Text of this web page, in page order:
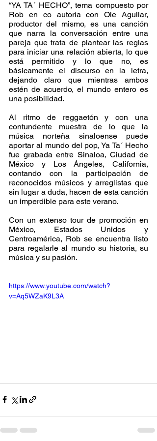
“YA TA´ HECHO”, tema compuesto por
Rob en co autoría con Ole Aguilar,
productor del mismo, es una canción
que narra la conversación entre una
pareja que trata de plantear las reglas
para iniciar una relación abierta, lo que
está permitido y lo que no, es
básicamente el discurso en la letra,
dejando claro que mientras ambos
estén de acuerdo, el mundo entero es
una posibilidad.
Al ritmo de reggaetón y con una
contundente muestra de lo que la
música norteña sinaloense puede
aportar al mundo del pop, Ya Ta´ Hecho
fue grabada entre Sinaloa, Ciudad de
México y Los Ángeles, California,
contando con la participación de
reconocidos músicos y arreglistas que
sin lugar a duda, hacen de esta canción
un imperdible para este verano.
Con un extenso tour de promoción en
México, Estados Unidos y
Centroamérica, Rob se encuentra listo
para regalarle al mundo su historia, su
música y su pasión.
https://www.youtube.com/watch?
v=Aq5WZaK9L3A